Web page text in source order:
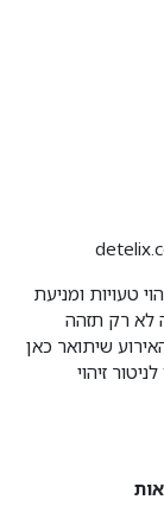
טעויות ומניעת
לא רק תזהה
שיתואר כאן
זיהוי